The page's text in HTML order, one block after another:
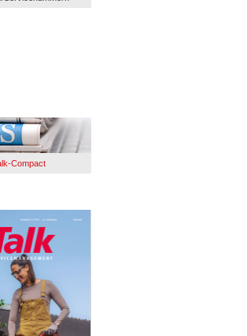
Compact